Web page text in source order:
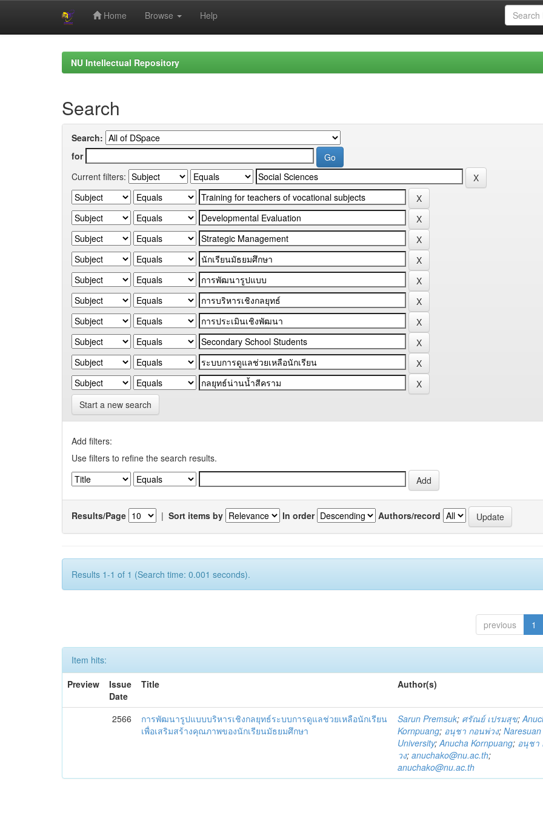
Home Browse Help
NU Intellectual Repository
Search
Search:
for
Current filters:
Start a new search
Add filters:
Use filters to refine the search results.
Results/Page | Sort items by In order Authors/record
Results 1-1 of 1 (Search time: 0.001 seconds).
previous 1
Item hits:
Preview
Issue
Date
Title Author(s)
2566
การพัฒนารูปแบบบริหารเชิงกลยุทธ์ระบบการดูแลช่วยเหลือนักเรียน
เพื่อเสริมสร้างคุณภาพของนักเรียนมัธยมศึกษา
Sarun Premsuk; ศรัณย์ เปรมสุข;
Kornpuang; อนุชา กอนพ่วง;Naresuan
University;Anucha Kornpuang; อนุชา
วง;anuchako@nu.ac.th;
anuchako@nu.ac.th